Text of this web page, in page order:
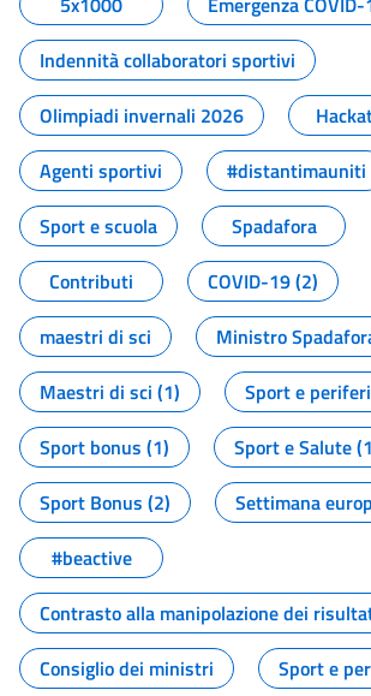
Indennità collaboratori sportivi
Olimpiadi invernali 2026
Agenti sportivi
#distantimauniti
Sport e scuola
Spadafora
Contributi
COVID-19 (2)
maestri di sci
Ministro
Maestri di sci (1)
Sport e
Sport bonus (1)
Sport e Salute
Sport Bonus (2)
Settimana
#beactive
Contrasto alla manipolazione dei
Consiglio dei ministri
Sport e